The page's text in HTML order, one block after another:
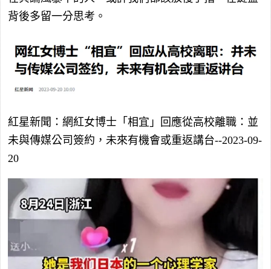
背後多留一分思考。
紅星新聞：網紅女博士「相宜」回應從高校離職：並
未與傳媒公司簽約，未來有機會或重返講台--2023-09-
20